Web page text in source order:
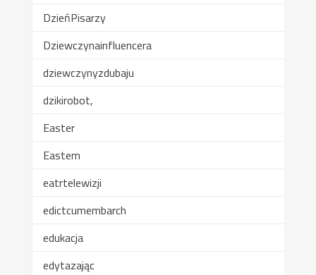
DzieńPisarzy
Dziewczynainfluencera
dziewczynyzdubaju
dzikirobot,
Easter
Eastern
eatrtelewizji
edictcumembarch
edukacja
edytazając